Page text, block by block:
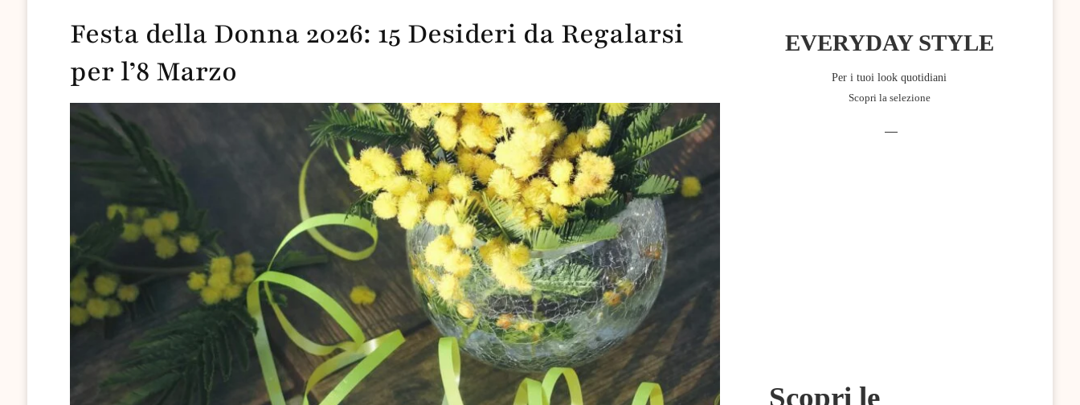
​Festa della Donna 2026: 15 Desideri da Regalarsi
per l’8 Marzo
EVERYDAY STYLE
Per i tuoi look quotidiani
Scopri la selezione
Scopri le